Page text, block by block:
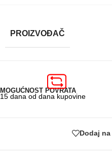
PROIZVOĐAČ
MOGUĆNOST POVRATA
15 dana od dana kupovine
Dodaj